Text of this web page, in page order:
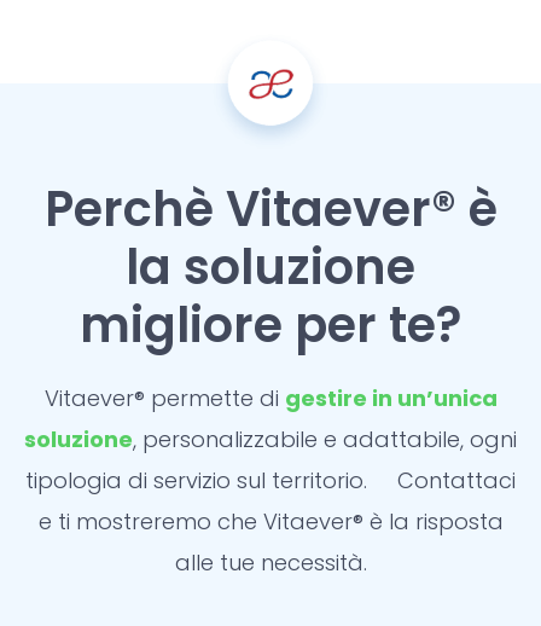
Perchè Vitaever® è
la soluzione
migliore per te?
Vitaever® permette di gestire in un’unica
soluzione, personalizzabile e adattabile, ogni
tipologia di servizio sul territorio. Contattaci
e ti mostreremo che Vitaever® è la risposta
alle tue necessità.